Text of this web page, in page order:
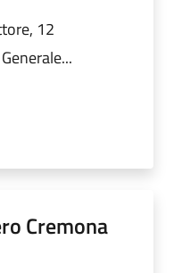
12
Cremona